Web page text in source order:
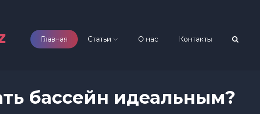
Главная Статьи О нас Контакты
бассейн идеальным?